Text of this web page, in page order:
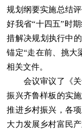
规划纲要实施总结
好我省“十四五”时
措解决规划执行中
锚定“走在前、挑大
相关文件。
会议审议了《关
振兴齐鲁样板的实
推进乡村振兴，各
大力发展乡村富民